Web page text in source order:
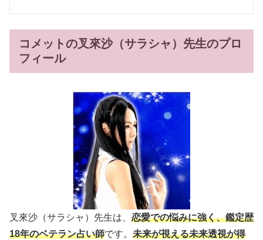
コメットの叉來沙（サラシャ）先生のプロ
フィール
叉來沙（サラシャ）先生は、 恋愛での悩みに強く、鑑定歴
18年のベテラン占い師です。 未来が視える未来透視が得